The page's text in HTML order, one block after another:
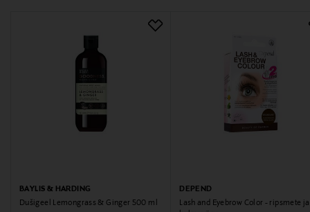
BAYLIS & HARDING
Dušigeel Lemongrass & Ginger 500 ml
DEPEND
Lash and Eyebrow Color - ripsmete ja